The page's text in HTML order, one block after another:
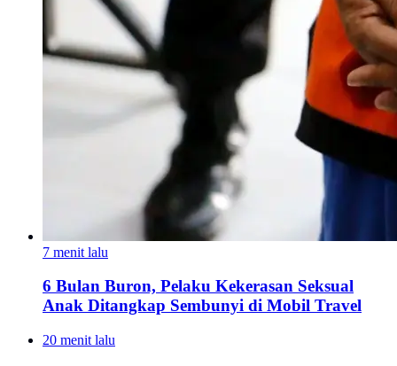
7 menit lalu
6 Bulan Buron, Pelaku Kekerasan Seksual
Anak Ditangkap Sembunyi di Mobil Travel
20 menit lalu